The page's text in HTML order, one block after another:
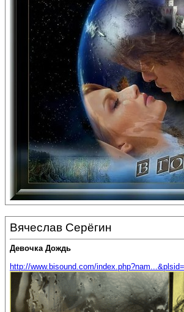
Вячеслав Серёгин
Девочка Дождь
http://www.bisound.com/